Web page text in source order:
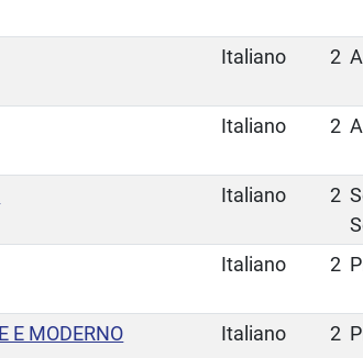
Italiano 2
Italiano 2
Italiano 2
Italiano 2
E MODERNO
Italiano 2